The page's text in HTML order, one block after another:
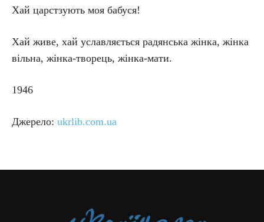
Хай царстзують моя бабуся!
Хай живе, хай уславляється радянська жінка, жінка
вільна, жінка-творець, жінка-мати.
1946
Джерело: ukrlib.com.ua